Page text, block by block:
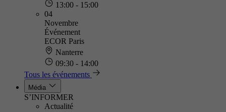
13:00 - 15:00
04
Novembre
Événement
ECOR Paris
Nanterre
09:30 - 14:00
Tous les événements
Média
S’INFORMER
Actualité